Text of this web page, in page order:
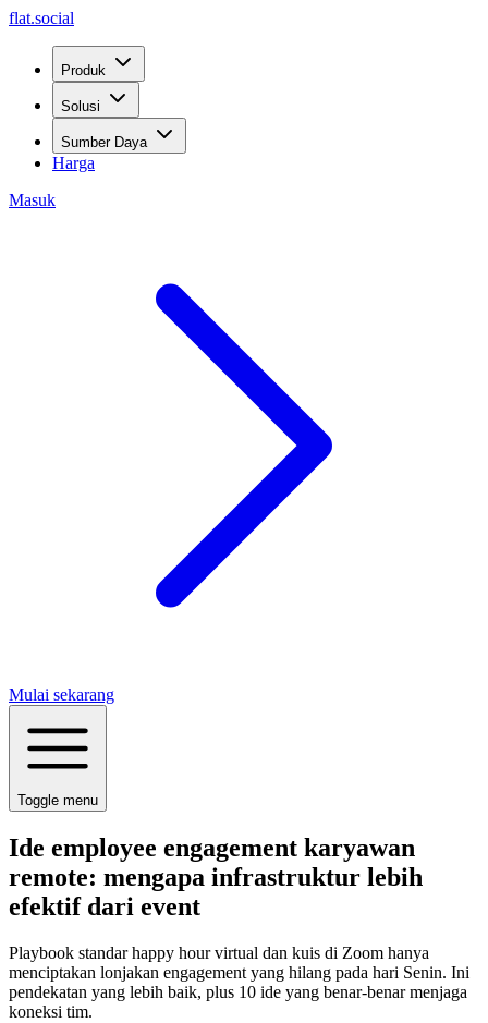
flat.social
Produk
Solusi
Sumber Daya
Harga
Masuk
Mulai sekarang
Toggle menu
Ide employee engagement karyawan
remote: mengapa infrastruktur lebih
efektif dari event
Playbook standar happy hour virtual dan kuis di Zoom hanya
menciptakan lonjakan engagement yang hilang pada hari Senin. Ini
pendekatan yang lebih baik, plus 10 ide yang benar-benar menjaga
koneksi tim.